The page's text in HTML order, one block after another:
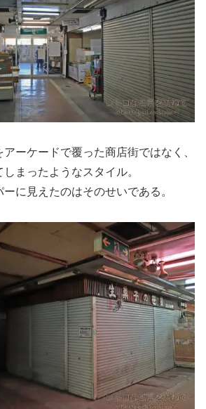
ーケードで覆った商店街ではなく、
まったようなスタイル。
に見えたのはそのせいである。